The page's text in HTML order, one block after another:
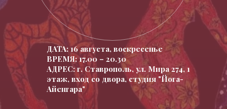
ДАТА: 16 августа, воскресенье
ВРЕМЯ: 17.00 – 20.30
АДРЕС: г. Ставрополь, ул. Мира 274, 1
этаж, вход со двора, студия "Йога-
Айенгара"